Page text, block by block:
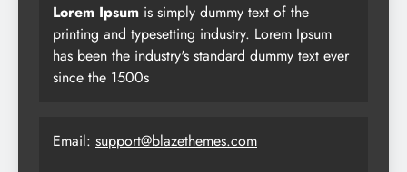
Lorem Ipsum is simply dummy text of the
printing and typesetting industry. Lorem Ipsum
has been the industry's standard dummy text ever
since the 1500s
Email: support@blazethemes.com